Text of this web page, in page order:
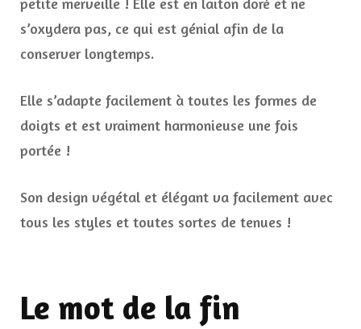
s’oxydera pas, ce qui est génial afin de la
conserver longtemps.
Elle s’adapte facilement à toutes les formes de
doigts et est vraiment harmonieuse une fois
portée !
Son design végétal et élégant va facilement avec
tous les styles et toutes sortes de tenues !
Le mot de la fin